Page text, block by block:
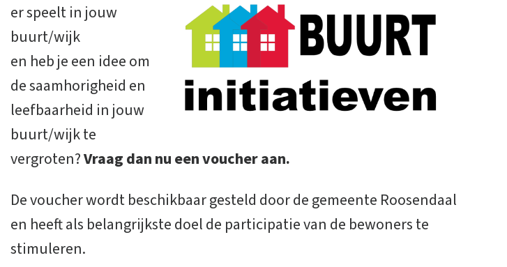
er speelt in jouw
buurt/wijk
en heb je een idee om
de saamhorigheid en
leefbaarheid in jouw
buurt/wijk te
vergroten?Vraag dan nu een voucher aan.
De voucher wordt beschikbaar gesteld door de gemeente Roosendaal
en heeft als belangrijkste doel de participatie van de bewoners te
stimuleren.